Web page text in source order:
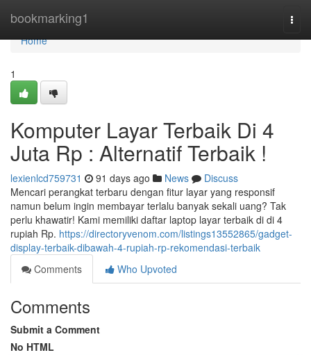
bookmarking1
Home
Home
1
Komputer Layar Terbaik Di 4
Juta Rp : Alternatif Terbaik !
lexienlcd759731 91 days ago News
Discuss
Mencari perangkat terbaru dengan fitur layar yang responsif
namun belum ingin membayar terlalu banyak sekali uang? Tak
perlu khawatir! Kami memiliki daftar laptop layar terbaik di di 4
rupiah Rp. https://directoryvenom.com/listings13552865/gadget-
display-terbaik-dibawah-4-rupiah-rp-rekomendasi-terbaik
Comments
Who Upvoted
Comments
Submit a Comment
No HTML